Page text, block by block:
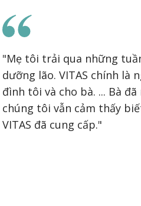
"Mẹ tôi trải qua những
dưỡng lão. VITAS chính là
đình tôi và cho bà. ... Bà
chúng tôi vẫn cảm thấy
VITAS đã cung cấp."